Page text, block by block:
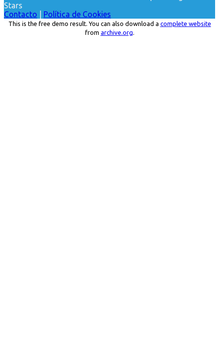
Stars
Contacto
Política de Cookies
This is the free demo result. You can also download a complete website
from archive.org.